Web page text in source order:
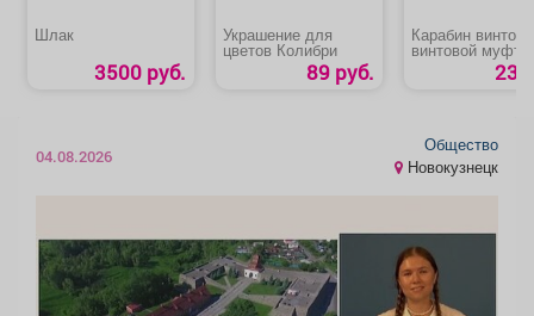
Шлак
3500 руб.
Украшение для
цветов Колибри
89 руб.
Карабин
винтовой
23
04.08.2026
Общество
Новокузнецк